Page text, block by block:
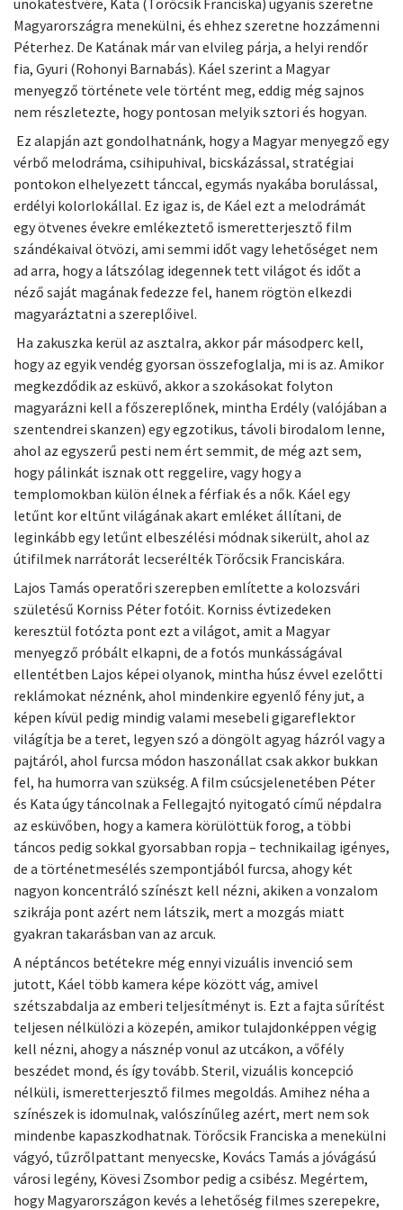
unokatestvére, Kata (Törőcsik Franciska) ugyanis szeretne
Magyarországra menekülni, és ehhez szeretne hozzámenni
Péterhez. De Katának már van elvileg párja, a helyi rendőr
fia, Gyuri (Rohonyi Barnabás). Káel szerint a Magyar
menyegző története vele történt meg, eddig még sajnos
nem részletezte, hogy pontosan melyik sztori és hogyan.
Ez alapján azt gondolhatnánk, hogy a Magyar menyegző egy
vérbő melodráma, csihipuhival, bicskázással, stratégiai
pontokon elhelyezett tánccal, egymás nyakába borulással,
erdélyi kolorlokállal. Ez igaz is, de Káel ezt a melodrámát
egy ötvenes évekre emlékeztető ismeretterjesztő film
szándékaival ötvözi, ami semmi időt vagy lehetőséget nem
ad arra, hogy a látszólag idegennek tett világot és időt a
néző saját magának fedezze fel, hanem rögtön elkezdi
magyaráztatni a szereplőivel.
Ha zakuszka kerül az asztalra, akkor pár másodperc kell,
hogy az egyik vendég gyorsan összefoglalja, mi is az. Amikor
megkezdődik az esküvő, akkor a szokásokat folyton
magyarázni kell a főszereplőnek, mintha Erdély (valójában a
szentendrei skanzen) egy egzotikus, távoli birodalom lenne,
ahol az egyszerű pesti nem ért semmit, de még azt sem,
hogy pálinkát isznak ott reggelire, vagy hogy a
templomokban külön élnek a férfiak és a nők. Káel egy
letűnt kor eltűnt világának akart emléket állítani, de
leginkább egy letűnt elbeszélési módnak sikerült, ahol az
útifilmek narrátorát lecserélték Törőcsik Franciskára.
Lajos Tamás operatőri szerepben említette a kolozsvári
születésű Korniss Péter fotóit. Korniss évtizedeken
keresztül fotózta pont ezt a világot, amit a Magyar
menyegző próbált elkapni, de a fotós munkásságával
ellentétben Lajos képei olyanok, mintha húsz évvel ezelőtti
reklámokat néznénk, ahol mindenkire egyenlő fény jut, a
képen kívül pedig mindig valami mesebeli gigareflektor
világítja be a teret, legyen szó a döngölt agyag házról vagy a
pajtáról, ahol furcsa módon haszonállat csak akkor bukkan
fel, ha humorra van szükség. A film csúcsjelenetében Péter
és Kata úgy táncolnak a Fellegajtó nyitogató című népdalra
az esküvőben, hogy a kamera körülöttük forog, a többi
táncos pedig sokkal gyorsabban ropja – technikailag igényes,
de a történetmesélés szempontjából furcsa, ahogy két
nagyon koncentráló színészt kell nézni, akiken a vonzalom
szikrája pont azért nem látszik, mert a mozgás miatt
gyakran takarásban van az arcuk.
A néptáncos betétekre még ennyi vizuális invenció sem
jutott, Káel több kamera képe között vág, amivel
szétszabdalja az emberi teljesítményt is. Ezt a fajta sűrítést
teljesen nélkülözi a közepén, amikor tulajdonképpen végig
kell nézni, ahogy a násznép vonul az utcákon, a vőfély
beszédet mond, és így tovább. Steril, vizuális koncepció
nélküli, ismeretterjesztő filmes megoldás. Amihez néha a
színészek is idomulnak, valószínűleg azért, mert nem sok
mindenbe kapaszkodhatnak. Törőcsik Franciska a menekülni
vágyó, tűzrőlpattant menyecske, Kovács Tamás a jóvágású
városi legény, Kövesi Zsombor pedig a csibész. Megértem,
hogy Magyarországon kevés a lehetőség filmes szerepekre,